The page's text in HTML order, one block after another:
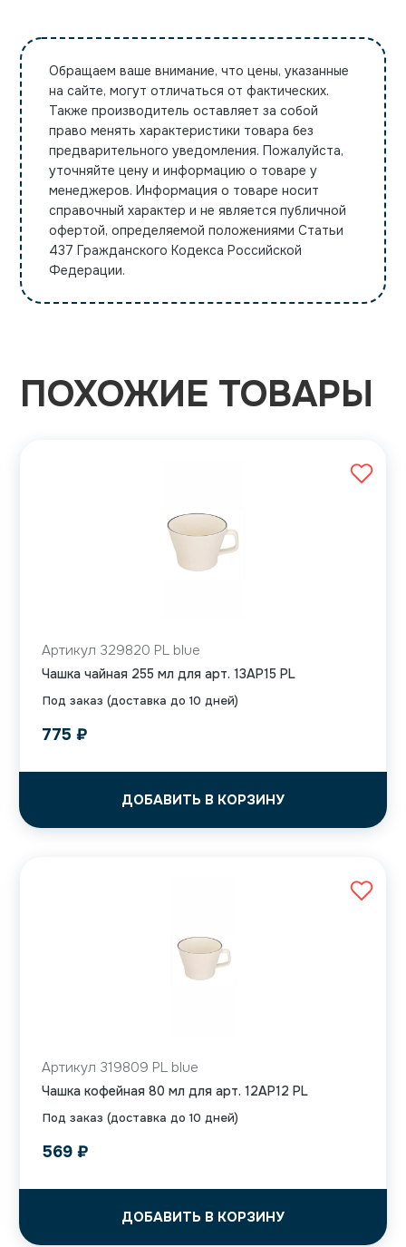
Обращаем ваше внимание, что цены, указанные
на сайте, могут отличаться от фактических.
Также производитель оставляет за собой
право менять характеристики товара без
предварительного уведомления. Пожалуйста,
уточняйте цену и информацию о товаре у
менеджеров. Информация о товаре носит
справочный характер и не является публичной
офертой, определяемой положениями Статьи
437 Гражданского Кодекса Российской
Федерации.
ПОХОЖИЕ ТОВАРЫ
Под заказ (доставка до 10 дней)
Артикул 329820 PL blue
Чашка чайная 255 мл для арт. 13AP15 PL
775 ₽
ДОБАВИТЬ В КОРЗИНУ
Под заказ (доставка до 10 дней)
Артикул 319809 PL blue
Чашка кофейная 80 мл для арт. 12AP12 PL
569 ₽
ДОБАВИТЬ В КОРЗИНУ